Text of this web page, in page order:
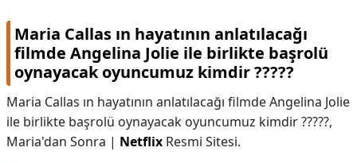
Maria Callas ın hayatının anlatılacağı
filmde Angelina Jolie ile birlikte başrolü
oynayacak oyuncumuz kimdir ?????
Maria Callas ın hayatının anlatılacağı filmde Angelina Jolie
ile birlikte başrolü oynayacak oyuncumuz kimdir ?????,
Maria'dan Sonra | Netflix Resmi Sitesi.